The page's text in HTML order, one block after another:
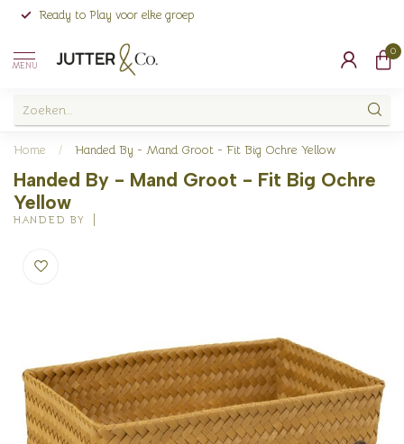
Ready to Play voor elke groep
MENU
0
Home / Handed By - Mand Groot - Fit Big Ochre Yellow
Handed By - Mand Groot - Fit Big Ochre
Yellow
HANDED BY